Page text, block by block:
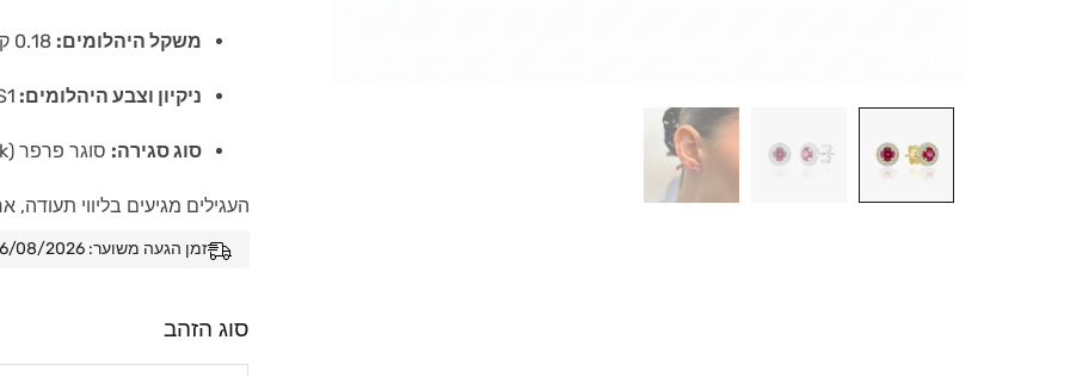
משקל היהלומים:
ניקיון וצבע היהלומים:
סוג סגירה: סוגר פרפר (Push-back) בטיחותי מזהב.
העגילים מגיעים בליווי
זמן הגעה משוער: 06/08/2026 - 13/08/2026
סוג הזהב